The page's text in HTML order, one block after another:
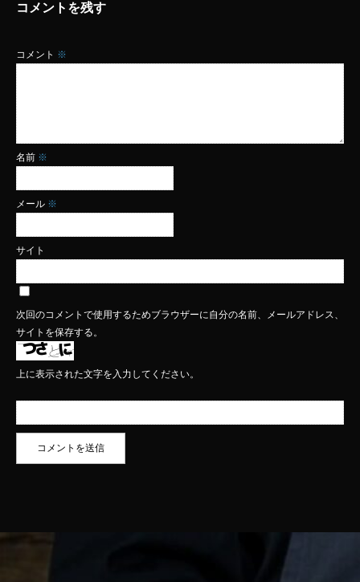
コメントを残す
コメント ※
名前 ※
メール ※
サイト
次回のコメントで使用するためブラウザーに自分の名前、メールアドレス、
サイトを保存する。
上に表示された文字を入力してください。